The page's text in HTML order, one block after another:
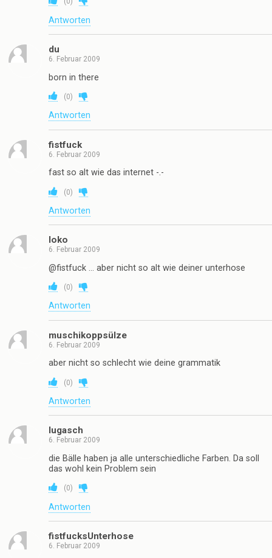
Antworten
du
6. Februar 2009
born in there
(0)
Antworten
fistfuck
6. Februar 2009
fast so alt wie das internet -.-
(0)
Antworten
loko
6. Februar 2009
@fistfuck … aber nicht so alt wie deiner unterhose
(0)
Antworten
muschikoppsülze
6. Februar 2009
aber nicht so schlecht wie deine grammatik
(0)
Antworten
lugasch
6. Februar 2009
die Bälle haben ja alle unterschiedliche Farben. Da soll
das wohl kein Problem sein
(0)
Antworten
fistfucksUnterhose
6. Februar 2009